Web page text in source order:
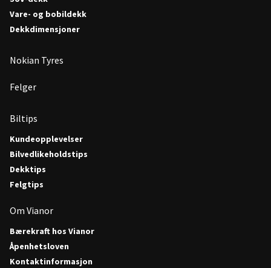
Vare- og bobildekk
Dekkdimensjoner
Nokian Tyres
Felger
Biltips
Kundeopplevelser
Bilvedlikeholdstips
Dekktips
Felgtips
Om Vianor
Bærekraft hos Vianor
Åpenhetsloven
Kontaktinformasjon